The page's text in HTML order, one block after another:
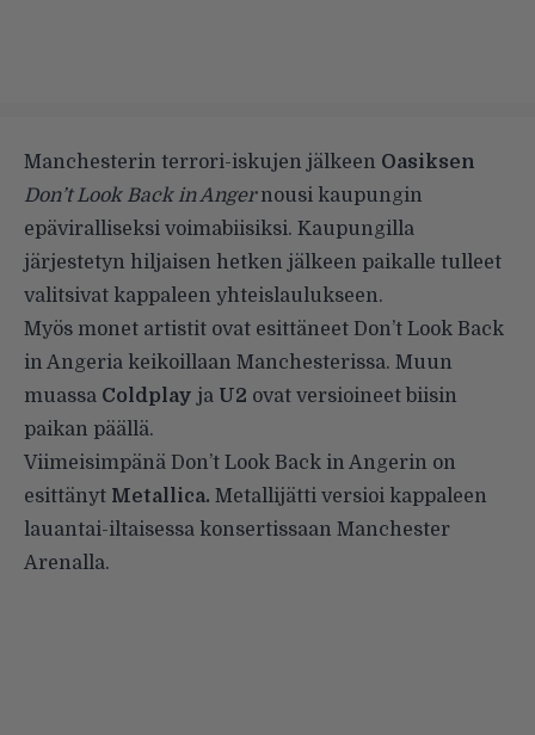
Manchesterin terrori-iskujen jälkeen Oasiksen
Don’t Look Back in Angernousi kaupungin
epäviralliseksi voimabiisiksi. Kaupungilla
järjestetyn hiljaisen hetken jälkeen paikalle tulleet
valitsivat kappaleen yhteislaulukseen.
Myös monet artistit ovat esittäneet Don’t Look Back
in Angeria keikoillaan Manchesterissa. Muun
muassa Coldplay ja U2 ovat versioineet biisin
paikan päällä.
Viimeisimpänä Don’t Look Back in Angerin on
esittänyt Metallica. Metallijätti versioi kappaleen
lauantai-iltaisessa konsertissaan Manchester
Arenalla.